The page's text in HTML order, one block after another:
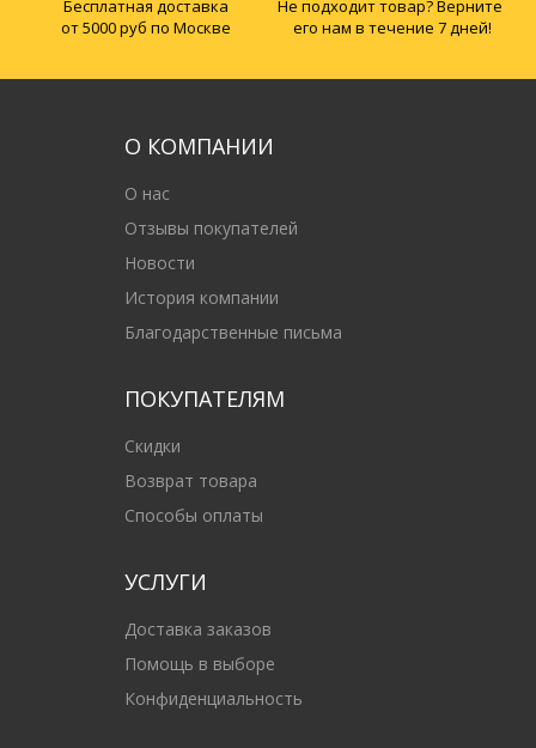
Бесплатная доставка
от 5000 руб по Москве
Не подходит товар? Верните
его нам в течение 7 дней!
О КОМПАНИИ
О нас
Отзывы покупателей
Новости
История компании
Благодарственные письма
ПОКУПАТЕЛЯМ
Скидки
Возврат товара
Способы оплаты
УСЛУГИ
Доставка заказов
Помощь в выборе
Конфиденциальность